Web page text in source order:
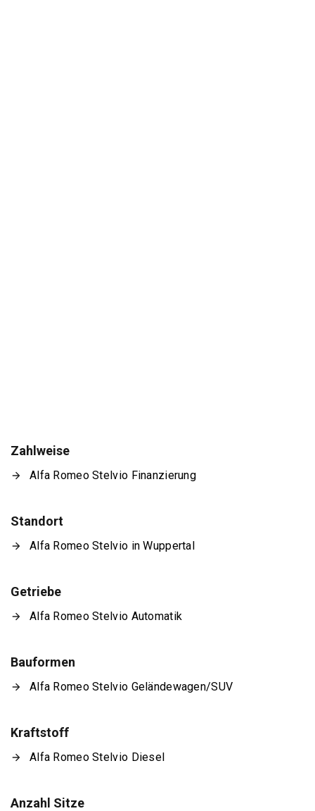
Zahlweise
Alfa Romeo Stelvio Finanzierung
Standort
Alfa Romeo Stelvio in Wuppertal
Getriebe
Alfa Romeo Stelvio Automatik
Bauformen
Alfa Romeo Stelvio Geländewagen/SUV
Kraftstoff
Alfa Romeo Stelvio Diesel
Anzahl Sitze